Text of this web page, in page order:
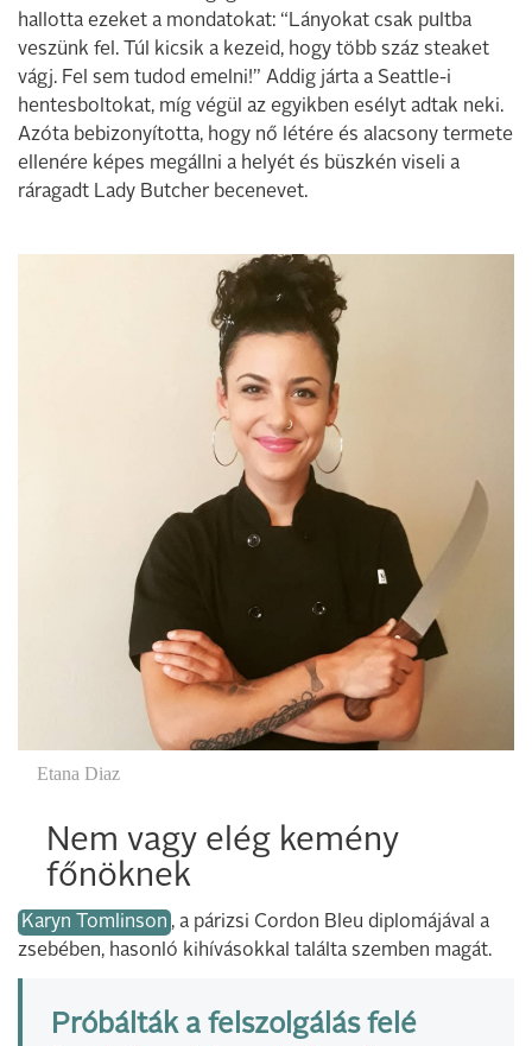
hallotta ezeket a mondatokat: “Lányokat csak pultba
veszünk fel. Túl kicsik a kezeid, hogy több száz steaket
vágj. Fel sem tudod emelni!” Addig járta a Seattle-i
hentesboltokat, míg végül az egyikben esélyt adtak neki.
Azóta bebizonyította, hogy nő létére és alacsony termete
ellenére képes megállni a helyét és büszkén viseli a
ráragadt Lady Butcher becenevet.
Etana Diaz
Nem vagy elég kemény
főnöknek
Karyn Tomlinson , a párizsi Cordon Bleu diplomájával a
zsebében, hasonló kihívásokkal találta szemben magát.
Próbálták a felszolgálás felé